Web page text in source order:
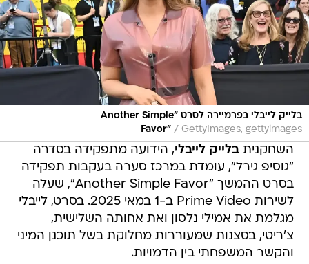
בלייק לייבלי בפרמיירה לסרט "Another Simple
Favor" / GettyImages, gettyimages
השחקניתבלייק לייבלי, הידועה מתפקידה בסדרה
"גוסיפ גירל", עומדת במרכז סערה בעקבות תפקידה
בסרט ההמשך "Another Simple Favor", שעלה
לשירות Prime Video ב-1 במאי 2025. בסרט, לייבלי
מגלמת את אמילי נלסון ואת אחותה השלישית,
צ'ריטי, בסצנות שמעוררות מחלוקת בשל תוכנן המיני
והקשר המשפחתי בין הדמויות.